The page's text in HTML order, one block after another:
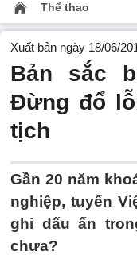
Thể thao
Xuất bản ngày 18/06/
Bản sắc
Đừng đổ
tịch
Gần 20 năm
nghiệp, tuyển
ghi dấu ấn
chưa?